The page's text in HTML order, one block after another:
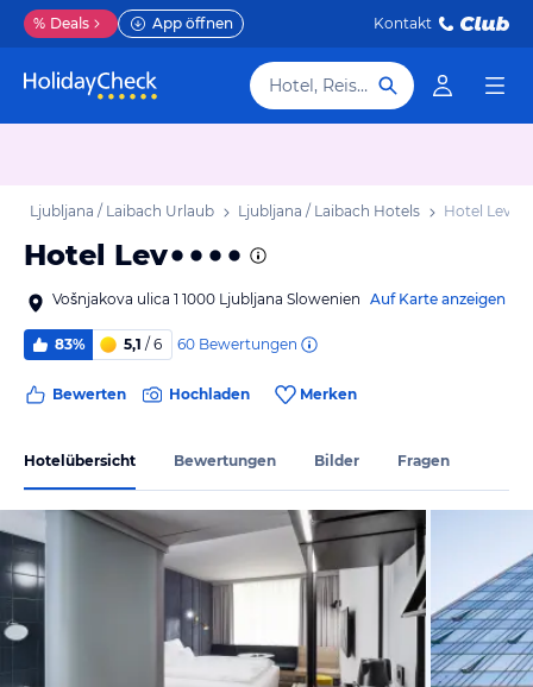
% Deals App öffnen Kontakt
Hotel, Reiseziel
Ljubljana / Laibach Urlaub Ljubljana / Laibach Hotels Hotel Lev
Hotel Lev
Vošnjakova ulica 1 1000 Ljubljana Slowenien Auf Karte anzeigen
83% 5,1 / 6 60 Bewertungen
Bewerten Hochladen Merken
Hotelübersicht Bewertungen Bilder Fragen